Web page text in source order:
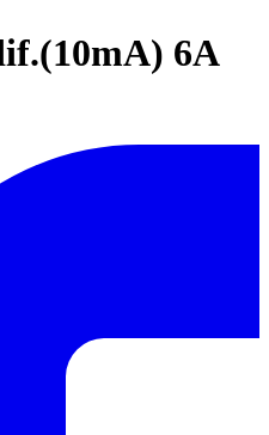
6A